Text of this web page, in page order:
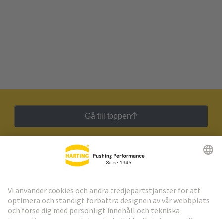
Gå till toppen
HARTING:s nyhetsbrev
Gå till registrering